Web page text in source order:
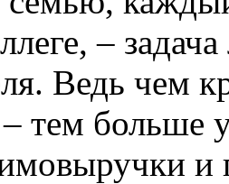
–
Ведь чем
– тем больше
и